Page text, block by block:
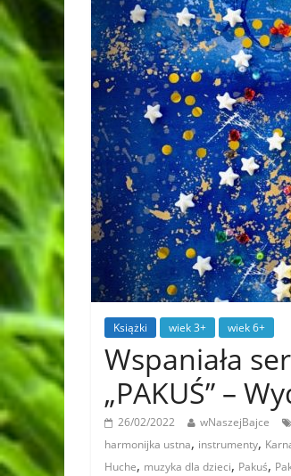
Książki wiek 3+ wiek 6+
Wspaniała
„PAKUŚ” –
26/02/2022 wNaszejBajce
harmonijka ustna, instrumenty,
Huche, muzyka dla dzieci, Pakuś,